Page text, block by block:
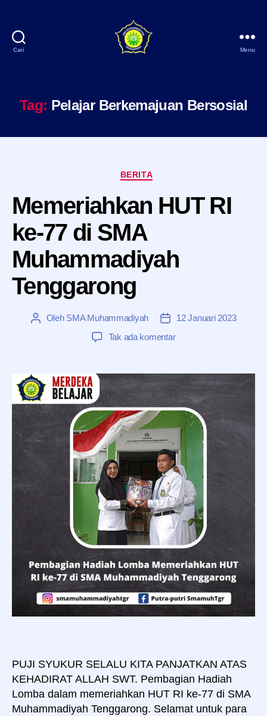
Cari Menu
Tag: Pelajar Berkemajuan Bersosial
Kategori
BERITA
Memeriahkan HUT RI
ke-77 di SMA
Muhammadiyah
Tenggarong
Penulis
Oleh SMA Muhammadiyah
Tanggal
artikel
12 Januari 2023
Tak ada komentarpada
RI
ke-
77
SMA
Muhammadiyah
Tenggarong
PUJI SYUKUR SELALU KITA PANJATKAN ATAS
KEHADIRAT ALLAH SWT. Pembagian Hadiah
Lomba dalam memeriahkan HUT RI ke-77 di SMA
Muhammadiyah Tenggarong. Selamat untuk para